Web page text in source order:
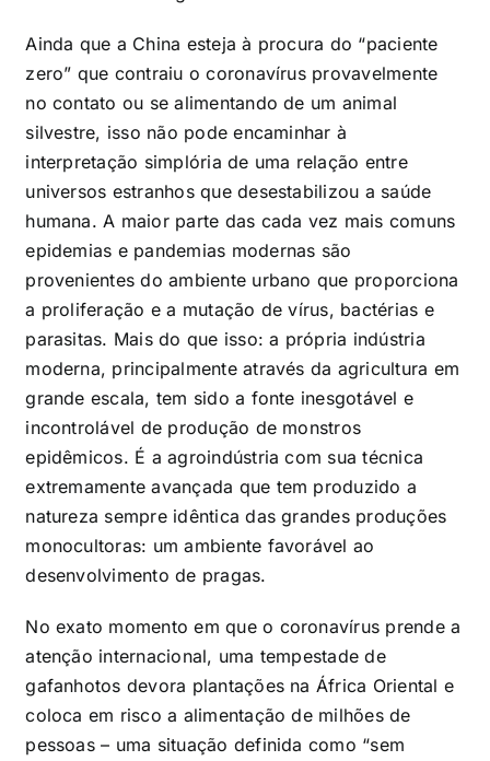
Ainda que a China esteja à procura do “paciente
zero” que contraiu o coronavírus provavelmente
no contato ou se alimentando de um animal
silvestre, isso não pode encaminhar à
interpretação simplória de uma relação entre
universos estranhos que desestabilizou a saúde
humana. A maior parte das cada vez mais comuns
epidemias e pandemias modernas são
provenientes do ambiente urbano que proporciona
a proliferação e a mutação de vírus, bactérias e
parasitas. Mais do que isso: a própria indústria
moderna, principalmente através da agricultura em
grande escala, tem sido a fonte inesgotável e
incontrolável de produção de monstros
epidêmicos. É a agroindústria com sua técnica
extremamente avançada que tem produzido a
natureza sempre idêntica das grandes produções
monocultoras: um ambiente favorável ao
desenvolvimento de pragas.
No exato momento em que o coronavírus prende a
atenção internacional, uma tempestade de
gafanhotos devora plantações na África Oriental e
coloca em risco a alimentação de milhões de
pessoas – uma situação definida como “sem